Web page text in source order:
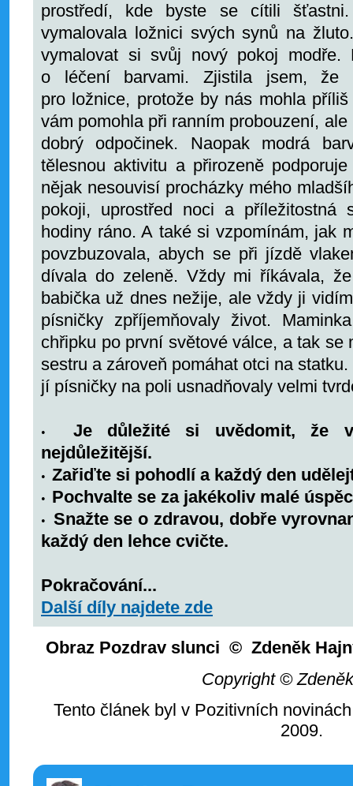
prostředí, kde byste se cítili
vymalovala ložnici svých synů na
vymalovat si svůj nový pokoj modře.
o léčení barvami. Zjistila jsem, že
pro ložnice, protože by nás mohla
vám pomohla při ranním probouzení,
dobrý odpočinek. Naopak modrá
tělesnou aktivitu a přirozeně
nějak nesouvisí procházky mého
pokoji, uprostřed noci a příležitostná
hodiny ráno. A také si vzpomínám, jak
povzbuzovala, abych se při jízdě
dívala do zeleně. Vždy mi říkávala,
babička už dnes nežije, ale vždy ji
písničky zpříjemňovaly život.
chřipku po první světové válce, a tak se
sestru a zároveň pomáhat otci na
jí písničky na poli usnadňovaly velmi
• Je důležité si uvědomit, že
nejdůležitější.
• Zařiďte si pohodlí a každý den
• Pochvalte se za jakékoliv malé
• Snažte se o zdravou, dobře
každý den lehce cvičte.
Pokračování...
Další díly najdete zde
Obraz Pozdrav slunci © Zdeněk
Copyright ©
Tento článek byl v Pozitivních
2009.